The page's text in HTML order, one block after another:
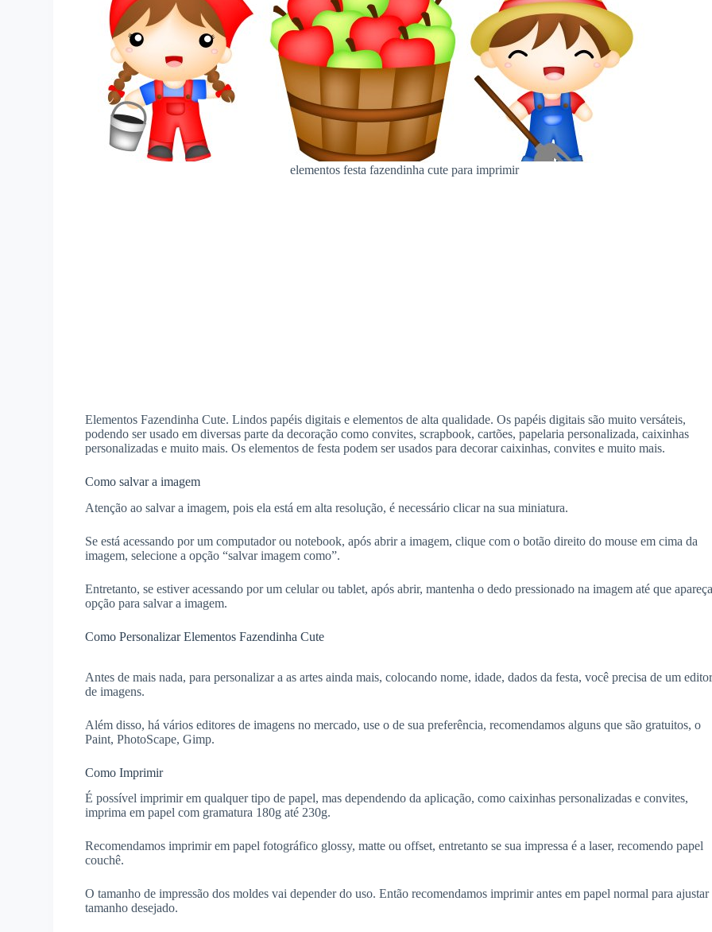
elementos festa fazendinha cute para imprimir
Elementos Fazendinha Cute. Lindos papéis digitais e elementos de alta qualidade. Os papéis digitais são muito versáteis,
podendo ser usado em diversas parte da decoração como convites, scrapbook, cartões, papelaria personalizada, caixinhas
personalizadas e muito mais. Os elementos de festa podem ser usados para decorar caixinhas, convites e muito mais.
Como salvar a imagem
Atenção ao salvar a imagem, pois ela está em alta resolução, é necessário clicar na sua miniatura.
Se está acessando por um computador ou notebook, após abrir a imagem, clique com o botão direito do mouse em cima da
imagem, selecione a opção “salvar imagem como”.
Entretanto, se estiver acessando por um celular ou tablet, após abrir, mantenha o dedo pressionado na imagem até que
opção para salvar a imagem.
Como Personalizar Elementos Fazendinha Cute
Antes de mais nada, para personalizar a as artes ainda mais, colocando nome, idade, dados da festa, você precisa de um
de imagens.
Além disso, há vários editores de imagens no mercado, use o de sua preferência, recomendamos alguns que são gratuitos, o
Paint, PhotoScape, Gimp.
Como Imprimir
É possível imprimir em qualquer tipo de papel, mas dependendo da aplicação, como caixinhas personalizadas e convites,
imprima em papel com gramatura 180g até 230g.
Recomendamos imprimir em papel fotográfico glossy, matte ou offset, entretanto se sua impressa é a laser, recomendo papel
couchê.
O tamanho de impressão dos moldes vai depender do uso. Então recomendamos imprimir antes em papel normal para ajustar
tamanho desejado.